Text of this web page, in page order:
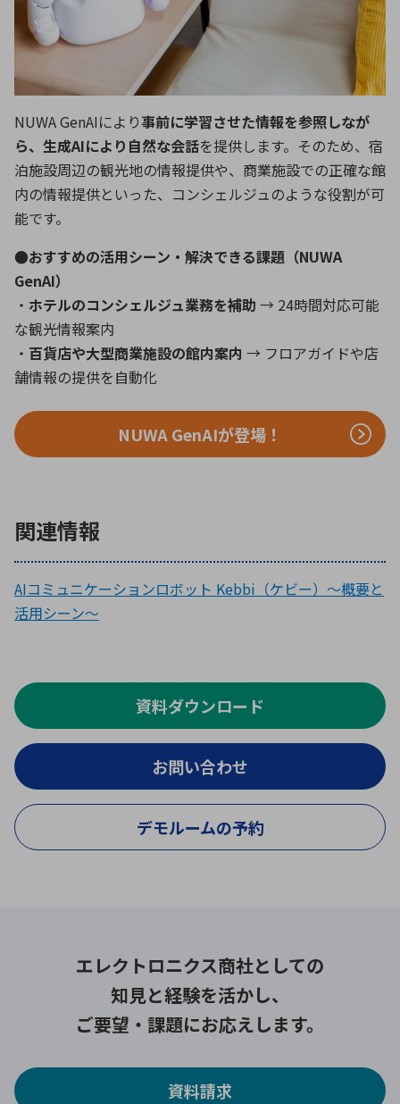
NUWA GenAIにより事前に学習させた情報を参照しなが
ら、生成AIにより自然な会話を提供します。そのため、宿
泊施設周辺の観光地の情報提供や、商業施設での正確な館
内の情報提供といった、コンシェルジュのような役割が可
能です。
●おすすめの活用シーン・解決できる課題（NUWA
GenAI）
・ ホテルのコンシェルジュ業務を補助 → 24時間対応可能
な観光情報案内
・ 百貨店や大型商業施設の館内案内 → フロアガイドや店
舗情報の提供を自動化
NUWA GenAIが登場！
関連情報
AIコミュニケーションロボット Kebbi（ケビー）〜概要と
活用シーン〜
資料ダウンロード
お問い合わせ
デモルームの予約
エレクトロニクス商社としての
知見と経験を活かし、
ご要望・課題にお応えします。
資料請求